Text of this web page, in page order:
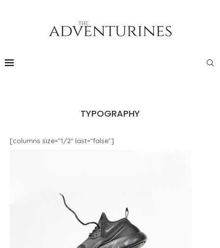
TYPOGRAPHY
[columns size=”1/2″ last=”false”]